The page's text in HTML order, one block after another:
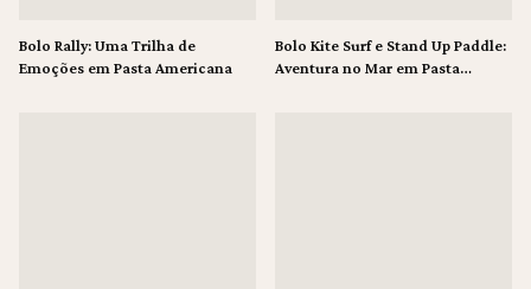
Bolo Rally: Uma Trilha de
Emoções em Pasta Americana
Bolo Kite Surf e Stand Up Paddle:
Aventura no Mar em Pasta